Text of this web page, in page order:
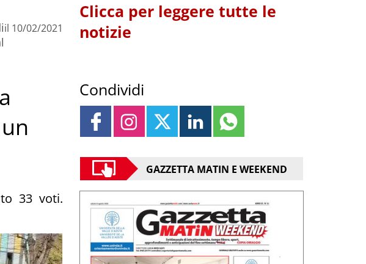
il 10/02/2021
33 voti.
Clicca per leggere tutte le
notizie
Condividi
GAZZETTA MATIN E WEEKEND